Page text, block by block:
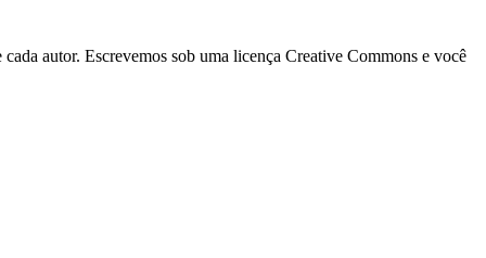
autor. Escrevemos sob uma licença Creative Commons e você